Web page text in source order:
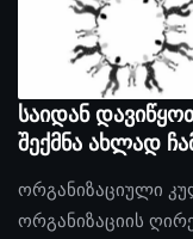
საიდან
შექმნა ახლად
ორგანიზაციული
ორგანიზაციის